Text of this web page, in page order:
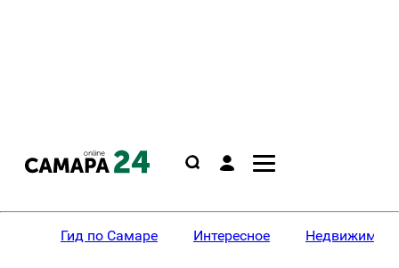
Гид по Самаре Интересное